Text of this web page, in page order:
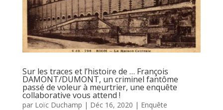
Sur les traces et l’histoire de … François
DAMONT/DUMONT, un criminel fantôme
passé de voleur à meurtrier, une enquête
collaborative vous attend !
par Loïc Duchamp | Déc 16, 2020 | Enquête